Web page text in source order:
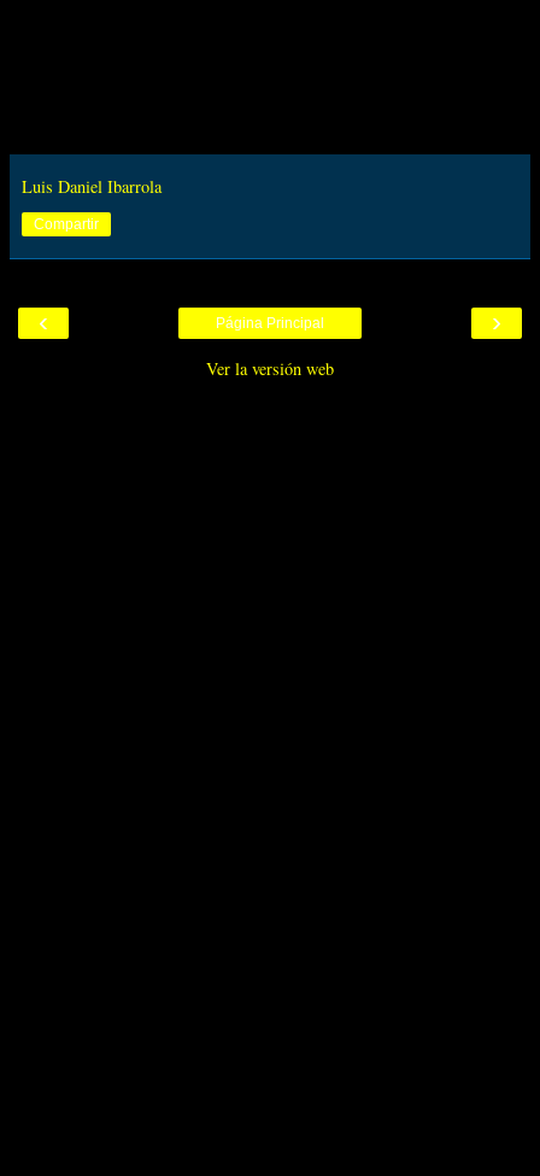
Luis Daniel Ibarrola
Compartir
‹ ›
Página Principal
Ver la versión web